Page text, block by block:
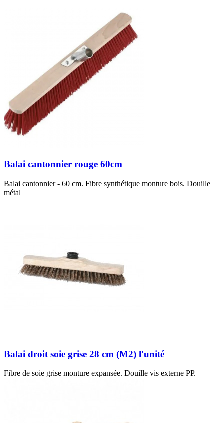
Balai cantonnier rouge 60cm
Balai cantonnier - 60 cm. Fibre synthétique monture bois. Douille
métal
Balai droit soie grise 28 cm (M2) l'unité
Fibre de soie grise monture expansée. Douille vis externe PP.